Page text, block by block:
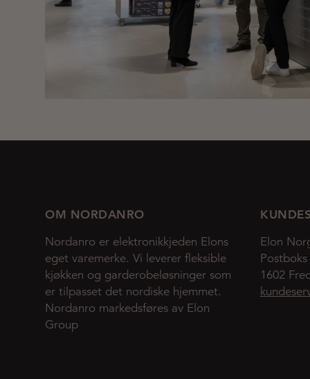
OM NORDANRO
Nordanro er elektronikkjeden Elons
eget varemerke. Vi leverer fleksible
kjøkken og garderobeløsninger som
er tilpasset det nordiske hjemmet.
Nordanro markedsføres av Elon
Group
Elon
1602